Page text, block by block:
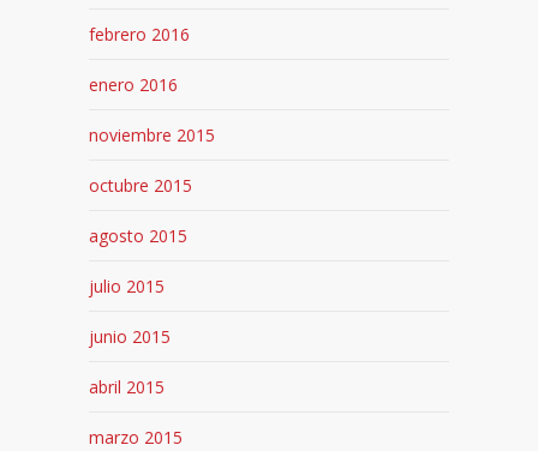
febrero 2016
enero 2016
noviembre 2015
octubre 2015
agosto 2015
julio 2015
junio 2015
abril 2015
marzo 2015